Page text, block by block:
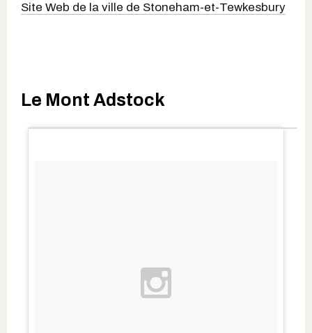
Site Web de la ville de Stoneham-et-Tewkesbury
Le Mont Adstock